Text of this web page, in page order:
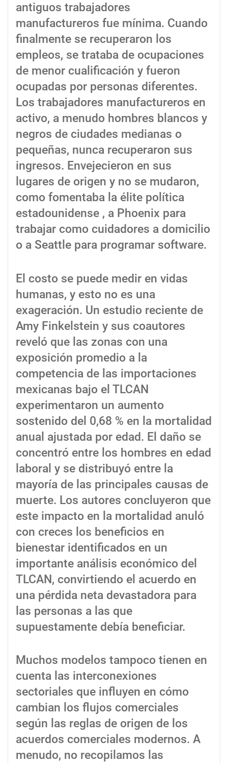
antiguos trabajadores
manufactureros fue mínima. Cuando
finalmente se recuperaron los
empleos, se trataba de ocupaciones
de menor cualificación y fueron
ocupadas por personas diferentes.
Los trabajadores manufactureros en
activo, a menudo hombres blancos y
negros de ciudades medianas o
pequeñas, nunca recuperaron sus
ingresos. Envejecieron en sus
lugares de origen y no se mudaron,
como fomentaba la élite política
estadounidense , a Phoenix para
trabajar como cuidadores a domicilio
o a Seattle para programar software.
El costo se puede medir en vidas
humanas, y esto no es una
exageración. Un estudio reciente de
Amy Finkelstein y sus coautores
reveló que las zonas con una
exposición promedio a la
competencia de las importaciones
mexicanas bajo el TLCAN
experimentaron un aumento
sostenido del 0,68 % en la mortalidad
anual ajustada por edad. El daño se
concentró entre los hombres en edad
laboral y se distribuyó entre la
mayoría de las principales causas de
muerte. Los autores concluyeron que
este impacto en la mortalidad anuló
con creces los beneficios en
bienestar identificados en un
importante análisis económico del
TLCAN, convirtiendo el acuerdo en
una pérdida neta devastadora para
las personas a las que
supuestamente debía beneficiar.
Muchos modelos tampoco tienen en
cuenta las interconexiones
sectoriales que influyen en cómo
cambian los flujos comerciales
según las reglas de origen de los
acuerdos comerciales modernos. A
menudo, no recopilamos las